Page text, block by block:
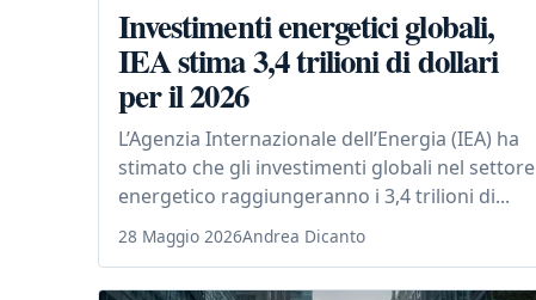
Investimenti energetici globali,
IEA stima 3,4 trilioni di dollari
per il 2026
L’Agenzia Internazionale dell’Energia (IEA) ha
stimato che gli investimenti globali nel settore
energetico raggiungeranno i 3,4 trilioni di...
28 Maggio 2026Andrea Dicanto